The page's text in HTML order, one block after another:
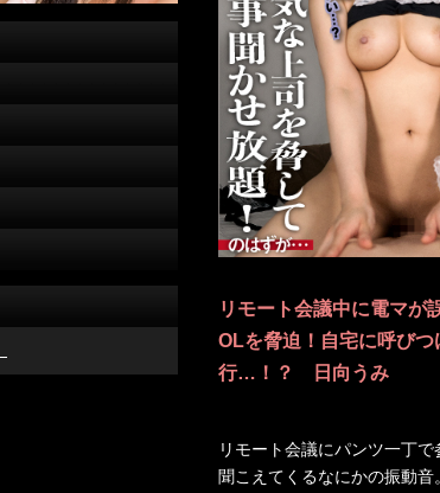
リモート会議中に電マが
OLを脅迫！自宅に呼び
行…！？ 日向うみ
リモート会議にパンツ一丁
聞こえてくるなにかの振動